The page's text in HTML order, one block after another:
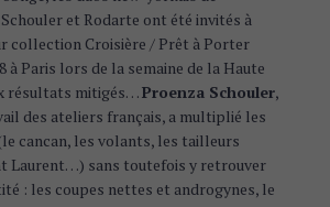
et Rodarte ont été invités à
collection Croisière / Prêt à Porter
à Paris lors de la semaine de la Haute
résultats mitigés…Proenza Schouler,
des ateliers français, a multiplié les
cancan, les volants, les tailleurs
Laurent…) sans toutefois y retrouver
: les coupes nettes et androgynes, le